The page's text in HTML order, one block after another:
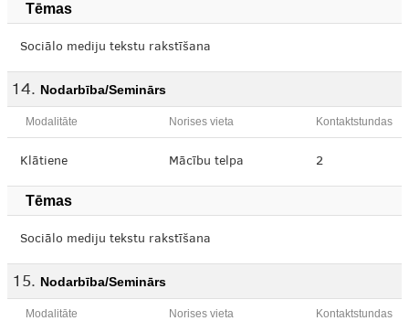
Tēmas
Sociālo mediju tekstu rakstīšana
Nodarbība/Seminārs
Modalitāte Norises vieta Kontaktstundas
Klātiene Mācību telpa 2
Tēmas
Sociālo mediju tekstu rakstīšana
Nodarbība/Seminārs
Modalitāte Norises vieta Kontaktstundas